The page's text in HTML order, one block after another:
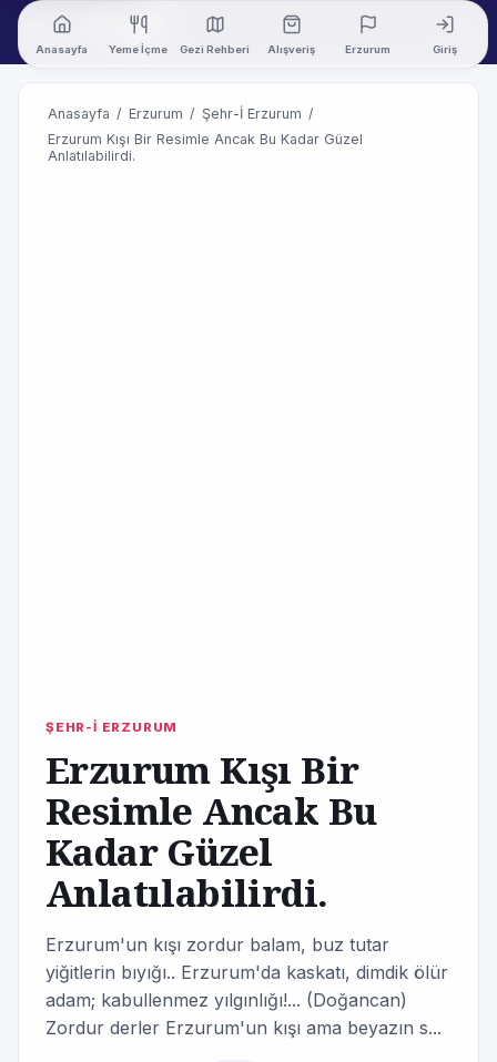
Anasayfa Yeme İçme Gezi Rehberi Alışveriş Erzurum Giriş
Anasayfa / Erzurum / Şehr-İ Erzurum /
Erzurum Kışı Bir Resimle Ancak Bu Kadar Güzel
Anlatılabilirdi.
ŞEHR-İ ERZURUM
Erzurum Kışı Bir
Resimle Ancak Bu
Kadar Güzel
Anlatılabilirdi.
Erzurum'un kışı zordur balam, buz tutar
yiğitlerin bıyığı.. Erzurum'da kaskatı, dimdik ölür
adam; kabullenmez yılgınlığı!... (Doğancan)
Zordur derler Erzurum'un kışı ama beyazın s...